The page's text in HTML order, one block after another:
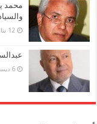
محمد
12 يناير، 2026
6 ديسمبر، 2025